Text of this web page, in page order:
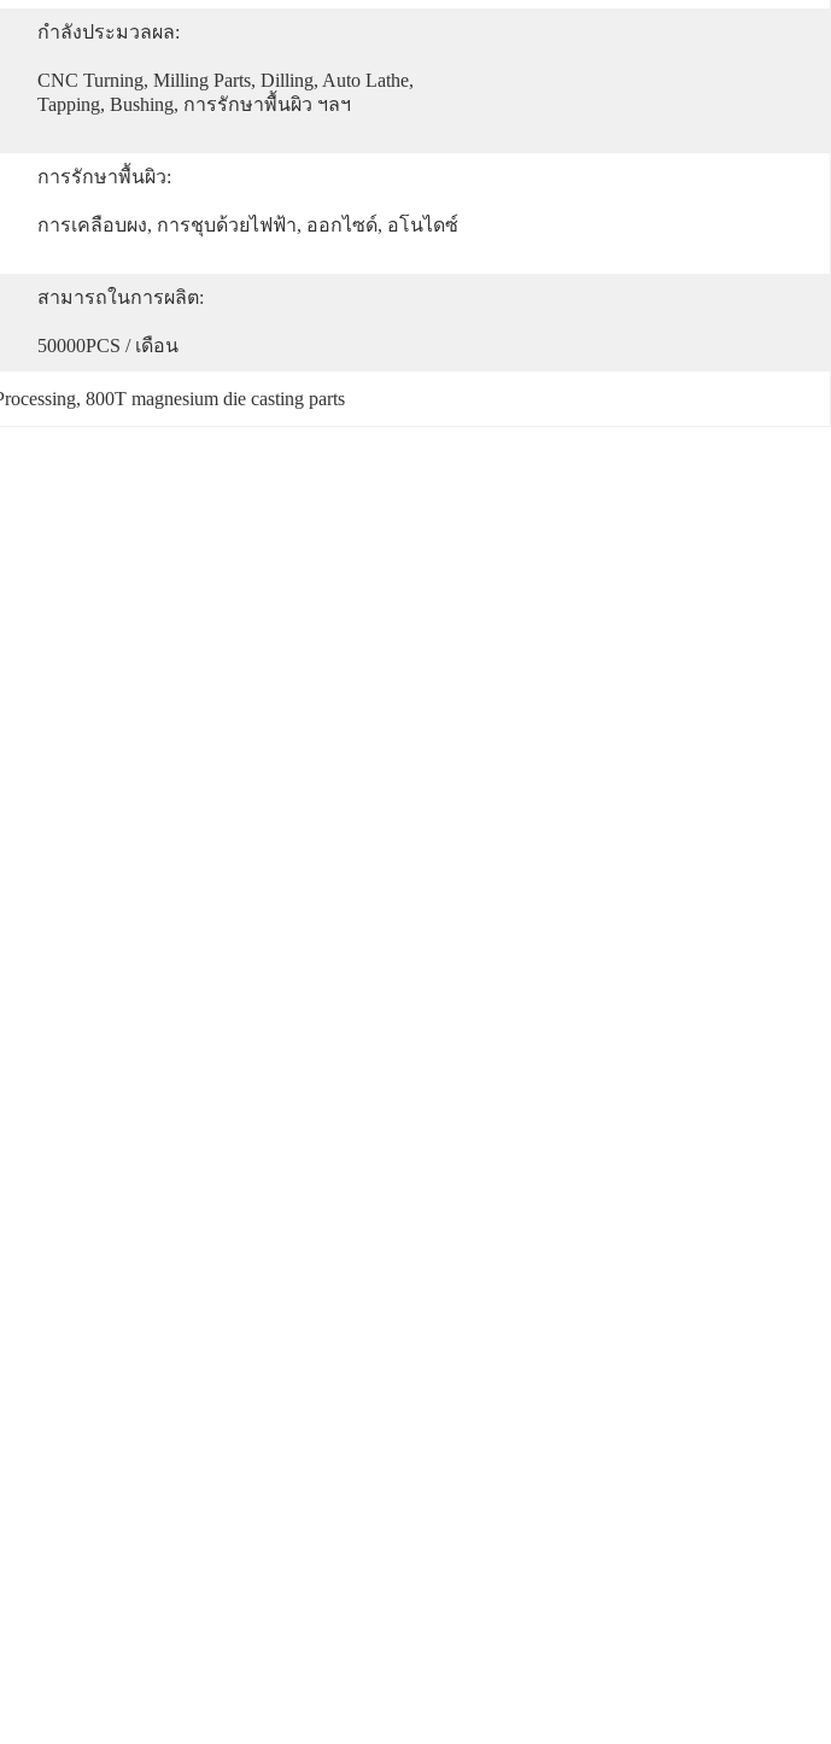
กำลังประมวลผล:
CNC Turning, Milling Parts, Dilling, Auto Lathe,
Tapping, Bushing, การรักษาพื้นผิว ฯลฯ
การรักษาพื้นผิว:
การเคลือบผง, การชุบด้วยไฟฟ้า, ออกไซด์, อโนไดซ์
สามารถในการผลิต:
50000PCS / เดือน
, 800T magnesium die casting parts